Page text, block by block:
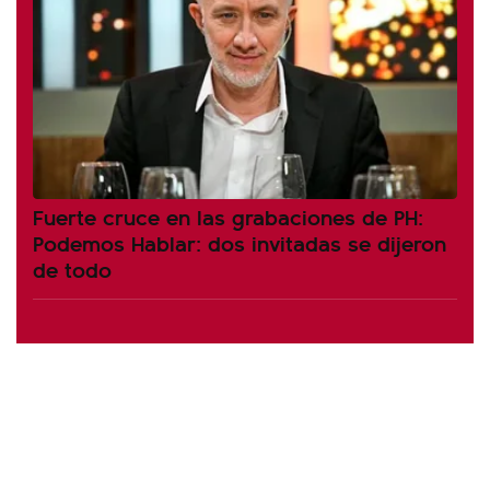
Fuerte cruce en las grabaciones de PH:
Podemos Hablar: dos invitadas se dijeron
de todo